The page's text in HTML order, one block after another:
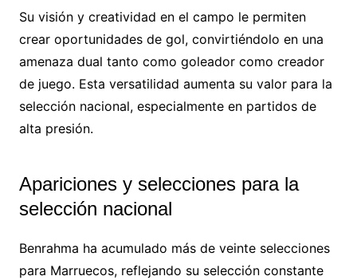
Su visión y creatividad en el campo le permiten
crear oportunidades de gol, convirtiéndolo en una
amenaza dual tanto como goleador como creador
de juego. Esta versatilidad aumenta su valor para la
selección nacional, especialmente en partidos de
alta presión.
Apariciones y selecciones para la
selección nacional
Benrahma ha acumulado más de veinte selecciones
para Marruecos, reflejando su selección constante